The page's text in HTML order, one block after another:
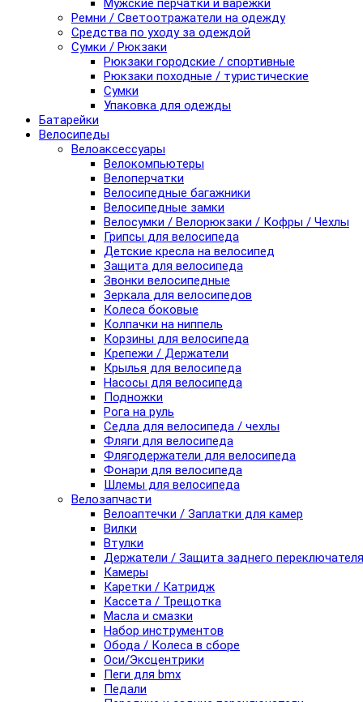
Мужские перчатки и варежки
Ремни / Светоотражатели на одежду
Средства по уходу за одеждой
Сумки / Рюкзаки
Рюкзаки городские / спортивные
Рюкзаки походные / туристические
Сумки
Упаковка для одежды
Батарейки
Велосипеды
Велоаксессуары
Велокомпьютеры
Велоперчатки
Велосипедные багажники
Велосипедные замки
Велосумки / Велорюкзаки / Кофры / Чехлы
Грипсы для велосипеда
Детские кресла на велосипед
Защита для велосипеда
Звонки велосипедные
Зеркала для велосипедов
Колеса боковые
Колпачки на ниппель
Корзины для велосипеда
Крепежи / Держатели
Крылья для велосипеда
Насосы для велосипеда
Подножки
Рога на руль
Седла для велосипеда / чехлы
Фляги для велосипеда
Флягодержатели для велосипеда
Фонари для велосипеда
Шлемы для велосипеда
Велозапчасти
Велоаптечки / Заплатки для камер
Вилки
Втулки
Держатели / Защита заднего переключателя
Камеры
Каретки / Катридж
Кассета / Трещотка
Масла и смазки
Набор инструментов
Обода / Колеса в сборе
Оси/Эксцентрики
Пеги для bmx
Педали